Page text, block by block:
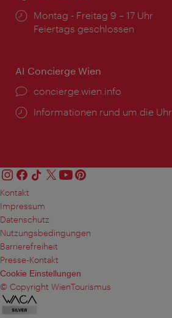
Öffnungszeiten:
Montag - Freitag 9 – 17 Uhr
Feiertags geschlossen
AI Concierge Wien
Ort:
concierge.wien.info
Öffnungszeiten:
Informationen rund um die Uhr
Kontakt
Impressum
Datenschutz
Nutzungsbedingungen
Barrierefreiheit
Presse-Kontakt
Cookie Einstellungen
© Copyright WienTourismus